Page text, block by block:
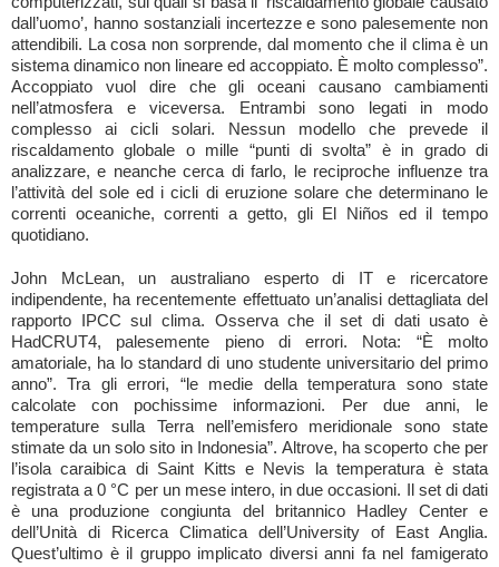
dall’uomo’, hanno sostanziali incertezze e sono palesemente non
attendibili. La cosa non sorprende, dal momento che il clima è un
sistema dinamico non lineare ed accoppiato. È molto complesso”.
Accoppiato vuol dire che gli oceani causano cambiamenti
nell’atmosfera e viceversa. Entrambi sono legati in modo
complesso ai cicli solari. Nessun modello che prevede il
riscaldamento globale o mille “punti di svolta” è in grado di
analizzare, e neanche cerca di farlo, le reciproche influenze tra
l’attività del sole ed i cicli di eruzione solare che determinano le
correnti oceaniche, correnti a getto, gli El Niños ed il tempo
quotidiano.
John McLean, un australiano esperto di IT e ricercatore
indipendente, ha recentemente effettuato un’analisi dettagliata del
rapporto IPCC sul clima. Osserva che il set di dati usato è
HadCRUT4, palesemente pieno di errori. Nota: “È molto
amatoriale, ha lo standard di uno studente universitario del primo
anno”. Tra gli errori, “le medie della temperatura sono state
calcolate con pochissime informazioni. Per due anni, le
temperature sulla Terra nell’emisfero meridionale sono state
stimate da un solo sito in Indonesia”. Altrove, ha scoperto che per
l’isola caraibica di Saint Kitts e Nevis la temperatura è stata
registrata a 0 °C per un mese intero, in due occasioni. Il set di dati
è una produzione congiunta del britannico Hadley Center e
dell’Unità di Ricerca Climatica dell’University of East Anglia.
Quest’ultimo è il gruppo implicato diversi anni fa nel famigerato